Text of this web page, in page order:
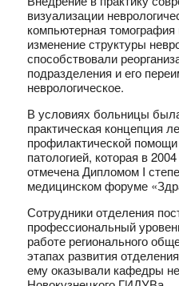
визуализации
компьютерная томография
изменение структуры
способствовали
подразделения и его
неврологическое.
В условиях больницы
практическая концепция
профилактической
патологией, которая в
отмечена Дипломом I
медицинском форуме
Сотрудники отделения
профессиональный
работе регионального
этапах развития
ему оказывали кафедры